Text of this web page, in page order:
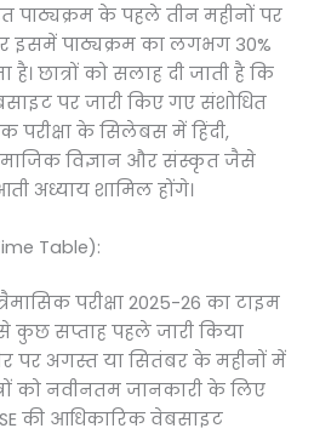
पाठ्यक्रम के पहले तीन महीनों पर
इसमें पाठ्यक्रम का लगभग 30%
है। छात्रों को सलाह दी जाती है कि
पर जारी किए गए संशोधित
परीक्षा के सिलेबस में हिंदी,
विज्ञान और संस्कृत जैसे
अध्याय शामिल होंगे।
Table):
परीक्षा 2025-26 का टाइम
कुछ सप्ताह पहले जारी किया
पर अगस्त या सितंबर के महीनों में
को नवीनतम जानकारी के लिए
की आधिकारिक वेबसाइट